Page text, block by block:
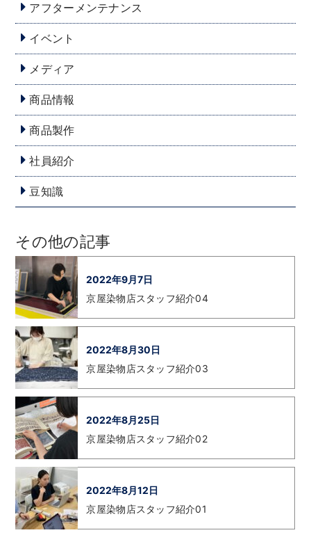
アフターメンテナンス
イベント
メディア
商品情報
商品製作
社員紹介
豆知識
その他の記事
2022年9月7日
京屋染物店スタッフ紹介04
2022年8月30日
京屋染物店スタッフ紹介03
2022年8月25日
京屋染物店スタッフ紹介02
2022年8月12日
京屋染物店スタッフ紹介01